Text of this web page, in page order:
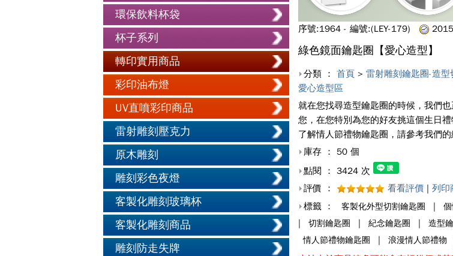
環保飲料杯袋
杯子系列
轉印實用商品
彩印油布燈
UV直噴彩印商品
雷射雕刻壓克力
原木雕刻
雕刻彩色夜燈
客製化雕刻玻璃杯
客製化雕刻商品
雕刻防走失牌